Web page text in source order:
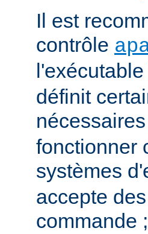
Il est
contrôle
l'exécutable
définit
fonctionner
systèmes
accepte
commande